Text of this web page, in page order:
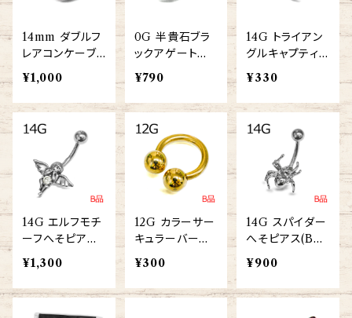
14mm ダブルフ
レアコンケーブ
サドルガラスプラ
グ(PGL20-14
m)
¥1,000
0G 半貴石ブラ
ックアゲートジ
ュエルカットダブ
ルフレアプラグ
(PST2-02-0G-
¥790
14G トライアン
グルキャプティブ
リング(BCTR-1
4G-SS)
¥330
14G エルフモチ
ーフへそピアス
(ANG-04-14G
-SS)
¥1,300
12G カラーサー
キュラーバーベ
ル(CBRT-12G-
¥300
14G スパイダー
へそピアス(BA-
AIJ039-14G-S
S)
¥900